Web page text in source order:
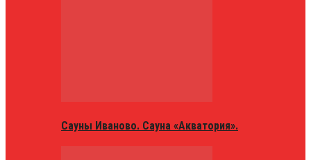
Сауны Иваново. Сауна «Акватория».